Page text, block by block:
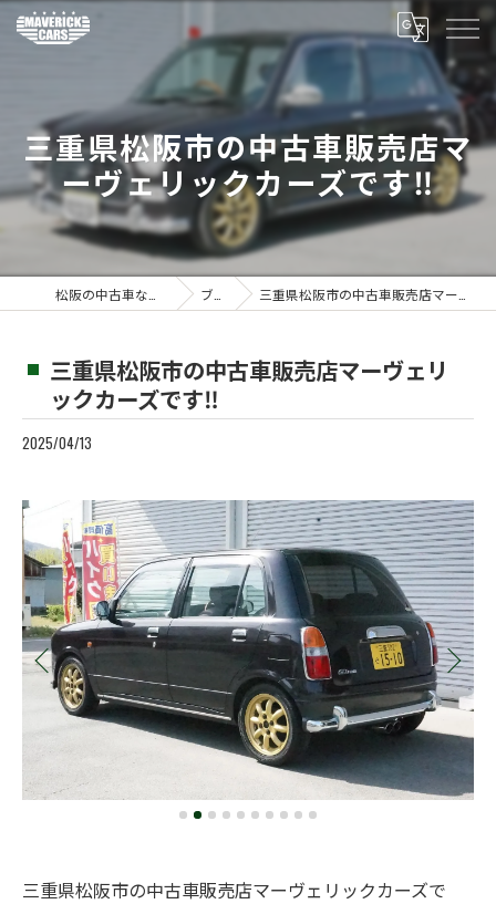
三重県松阪市の中古車販売店マ
ーヴェリックカーズです‼️
ブログ 三重県松阪市の中古車販売店マーヴェリックカーズです‼️
三重県松阪市の中古車販売店マーヴェリ
ックカーズです‼️
2025/04/13
三重県松阪市の中古車販売店マーヴェリックカーズで